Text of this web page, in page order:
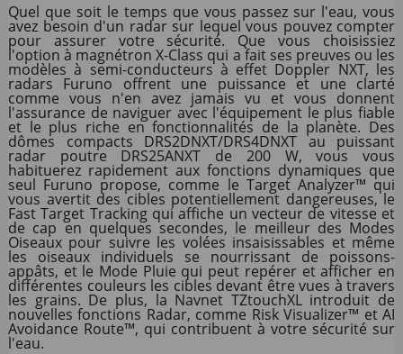
Quel que soit le temps que vous passez sur l'eau, vous
avez besoin d'un radar sur lequel vous pouvez compter
pour assurer votre sécurité. Que vous choisissiez
l'option à magnétron X-Class qui a fait ses preuves ou les
modèles à semi-conducteurs à effet Doppler NXT, les
radars Furuno offrent une puissance et une clarté
comme vous n'en avez jamais vu et vous donnent
l'assurance de naviguer avec l'équipement le plus fiable
et le plus riche en fonctionnalités de la planète. Des
dômes compacts DRS2DNXT/DRS4DNXT au puissant
radar poutre DRS25ANXT de 200 W, vous vous
habituerez rapidement aux fonctions dynamiques que
seul Furuno propose, comme le Target Analyzer™ qui
vous avertit des cibles potentiellement dangereuses, le
Fast Target Tracking qui affiche un vecteur de vitesse et
de cap en quelques secondes, le meilleur des Modes
Oiseaux pour suivre les volées insaisissables et même
les oiseaux individuels se nourrissant de poissons-
appâts, et le Mode Pluie qui peut repérer et afficher en
différentes couleurs les cibles devant être vues à travers
les grains. De plus, la Navnet TZtouchXL introduit de
nouvelles fonctions Radar, comme Risk Visualizer™ et AI
Avoidance Route™, qui contribuent à votre sécurité sur
l'eau.